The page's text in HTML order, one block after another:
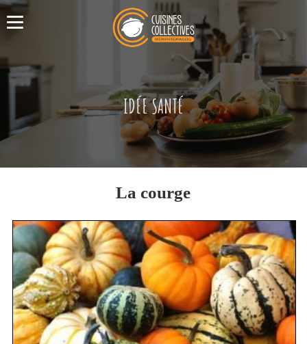
IDÉE SANTÉ
La courge